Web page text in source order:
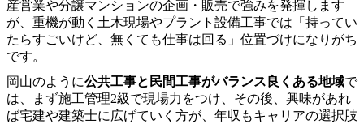
産営業や分譲マンションの企画・販売で強みを発揮します
が、重機が動く土木現場やプラント設備工事では「持ってい
たらすごいけど、無くても仕事は回る」位置づけになりがち
です。
岡山のように公共工事と民間工事がバランス良くある地域で
は、まず施工管理2級で現場力をつけ、その後、興味があれ
ば宅建や建築士に広げていく方が、年収もキャリアの選択肢